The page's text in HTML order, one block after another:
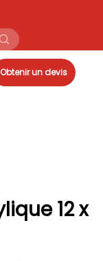
Obtenir un devis
12 x